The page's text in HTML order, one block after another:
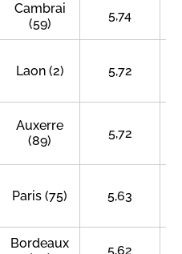
Cambrai
(59)
5,74
Laon (2) 5,72
Auxerre
(89)
5,72
Paris (75) 5,63
Bordeaux
5,62